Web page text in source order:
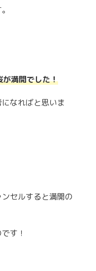
満開でした！
なればと思いま
セルすると満開の
す！